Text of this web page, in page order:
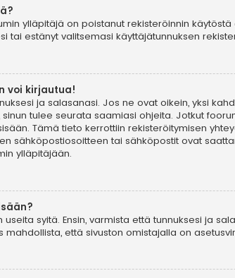
ylläpitäjä on poistanut rekisteröinnin
tai estänyt valitsemasi käyttäjätunnuksen
voi kirjautua!
ja salasanasi. Jos ne ovat oikein, yksi
tulee seurata saamiasi ohjeita. Jotkut
Tämä tieto kerrottiin rekisteröitymisen
sähköpostiosoitteen tai sähköpostit ovat
ylläpitäjään.
syitä. Ensin, varmista että tunnuksesi ja
mahdollista, että sivuston omistajalla on